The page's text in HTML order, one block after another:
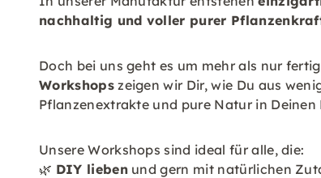
nachhaltig und voller purer
Doch bei uns geht es um mehr als nur
Workshopszeigen wir Dir, wie Du aus
Pflanzenextrakte und pure Natur in
Unsere Workshops sind ideal für alle, die:
🌿 DIY liebenund gern mit natürlichen